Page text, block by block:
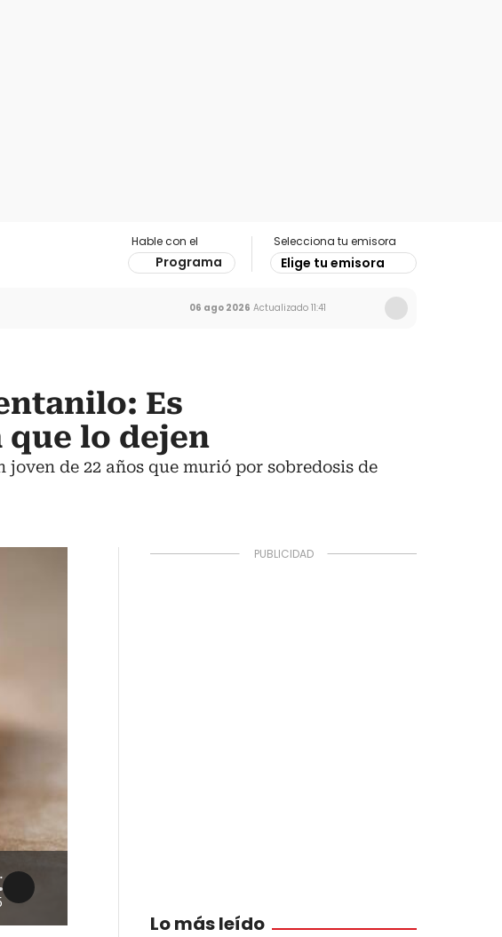
Hable con el
Programa
Selecciona tu emisora
Elige tu emisora
06 ago 2026 Actualizado 11:41
Es
que lo dejen
de 22 años que murió por sobredosis de
a que lo dejen
Lo más leído